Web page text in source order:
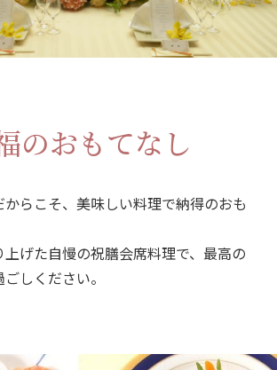
のおもてなし
らこそ、美味しい料理で納得のおも
げた自慢の祝膳会席料理で、最高の
しください。